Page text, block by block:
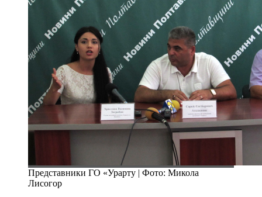
Представники ГО «Урарту | Фото: Микола
Лисогор